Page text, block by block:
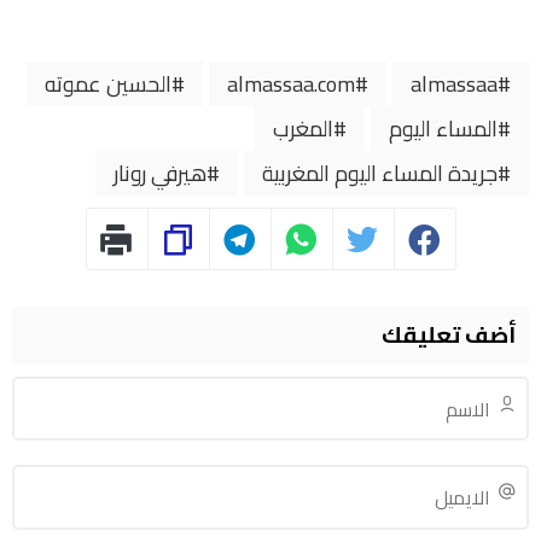
almassaa
almassaa.com
الحسين عموته
المساء اليوم
المغرب
جريدة المساء اليوم المغربية
هيرفي رونار
أضف تعليقك